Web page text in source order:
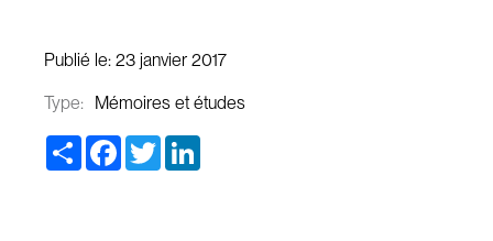
Publié le: 23 janvier 2017
Type: Mémoires et études
Share Facebook
Twitter